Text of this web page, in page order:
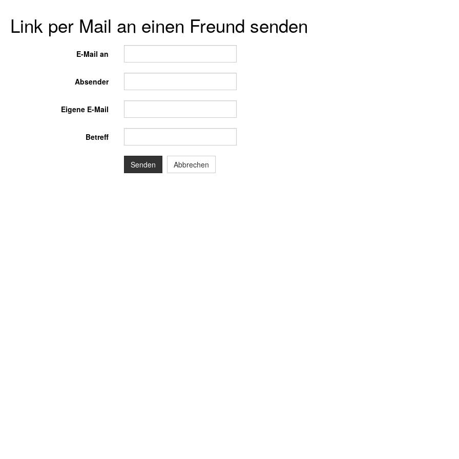
Link per Mail an einen Freund senden
E-Mail an
Absender
Eigene E-Mail
Betreff
Senden Abbrechen